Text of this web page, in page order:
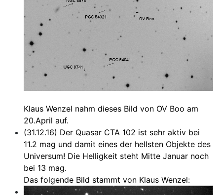
Klaus Wenzel nahm dieses Bild von OV Boo am
20.April auf.
(31.12.16) Der Quasar CTA 102 ist sehr aktiv bei
11.2 mag und damit eines der hellsten Objekte des
Universum! Die Helligkeit steht Mitte Januar noch
bei 13 mag.
Das folgende Bild stammt von Klaus Wenzel: